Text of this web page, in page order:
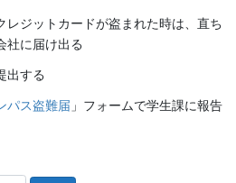
レジットカードが盗まれた時は、直ち
社に届け出る
出する
パス盗難届 」フォームで学生課に報告